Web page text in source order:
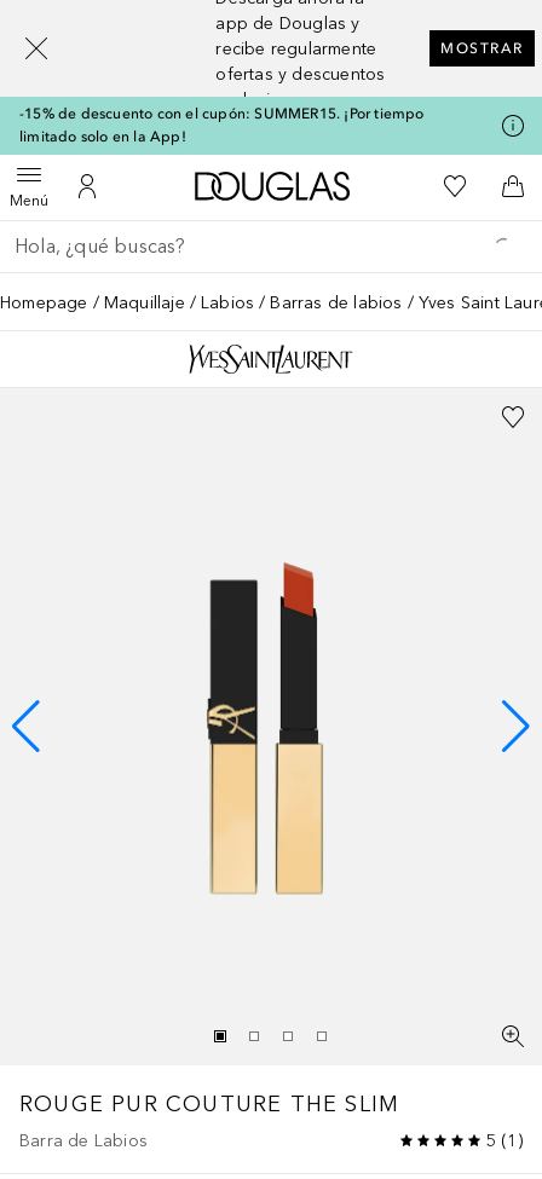
app de Douglas y
recibe regularmente
ofertas y descuentos
exclusivos
MOSTRAR
-15% de descuento con el cupón: SUMMER15. ¡Por tiempo
limitado solo en la App!
MenúAbrir menúMi cuenta
A Douglas HomeMi lista de
A
Regresar
Ejecutar búsqueda
Homepage Maquillaje Labios Barras de labios Yves Saint
ROUGE PUR COUTURE THE SLIM
Barra de Labios 5 (1 )
[navigation.slideout.screenreader]